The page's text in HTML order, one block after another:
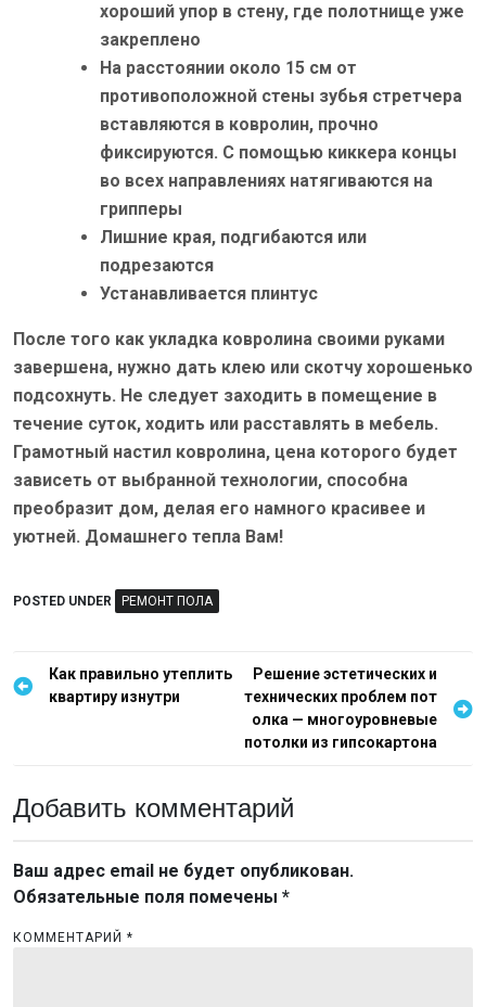
хороший упор в стену, где полотнище уже
закреплено
На расстоянии около 15 см от
противоположной стены зубья стретчера
вставляются в ковролин, прочно
фиксируются. С помощью киккера концы
во всех направлениях натягиваются на
грипперы
Лишние края, подгибаются или
подрезаются
Устанавливается плинтус
После того как укладка ковролина своими руками
завершена, нужно дать клею или скотчу хорошенько
подсохнуть. Не следует заходить в помещение в
течение суток, ходить или расставлять в мебель.
Грамотный настил ковролина, цена которого будет
зависеть от выбранной технологии, способна
преобразит дом, делая его намного красивее и
уютней. Домашнего тепла Вам!
POSTED UNDER РЕМОНТ ПОЛА
Н
г
ц
и
я
Как правильно утеплить
квартиру изнутри
Решение эстетических и
технических проблем пот
олка — многоуровневые
потолки из гипсокартона
Добавить комментарий
Ваш адрес email не будет опубликован.
Обязательные поля помечены *
КОММЕНТАРИЙ *